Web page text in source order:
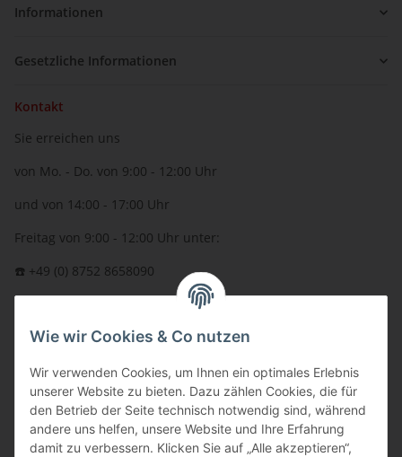
Informationen
Gesetzliche Informationen
Kontakt
Sie erreichen uns
von Mo. - Do. von 9:00 - 12:00 Uhr
und von 14:00 - 17:00 Uhr
Freitag von 9:00 - 12:00 Uhr unter:
☎️ +49 (0) 8752 8658090
oder über unserKontaktformular
BFT - Autorisierter Fachhändler
Wie wir Cookies & Co nutzen
Wir verwenden Cookies, um Ihnen ein optimales Erlebnis
unserer Website zu bieten. Dazu zählen Cookies, die für
den Betrieb der Seite technisch notwendig sind, während
andere uns helfen, unsere Website und Ihre Erfahrung
damit zu verbessern. Klicken Sie auf „Alle akzeptieren“,